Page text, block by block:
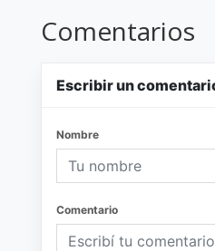
Comentarios
Escribir un
Nombre
Comentario